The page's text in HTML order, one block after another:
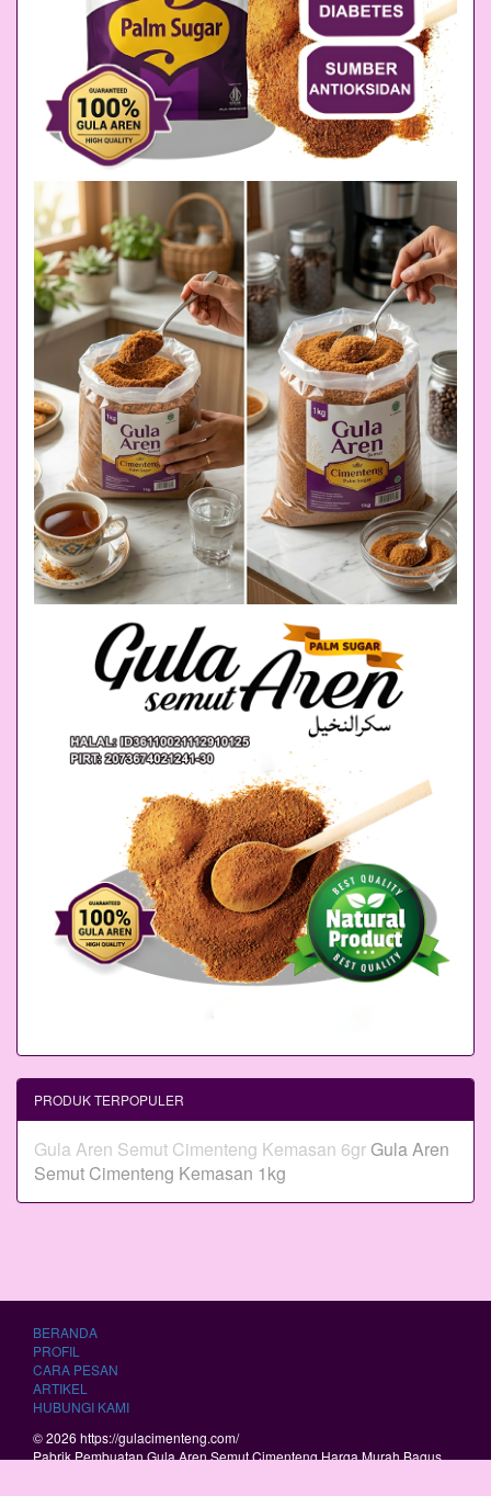
PRODUK TERPOPULER
Gula Aren Semut Cimenteng Kemasan 6grGula Aren
Semut Cimenteng Kemasan 1kg
BERANDA
PROFIL
CARA PESAN
ARTIKEL
HUBUNGI KAMI
© 2026 https://gulacimenteng.com/
Pabrik Pembuatan Gula Aren Semut Cimenteng Harga Murah Bagus